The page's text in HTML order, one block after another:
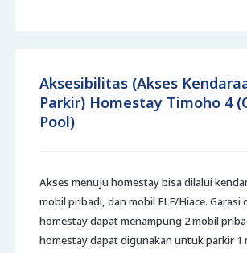
Aksesibilitas (Akses
Parkir) Homestay Timoho 4
Pool)
Akses menuju homestay bisa dilalui
mobil pribadi, dan mobil ELF/Hiace. Garasi
homestay dapat menampung 2 mobil
homestay dapat digunakan untuk parkir 1